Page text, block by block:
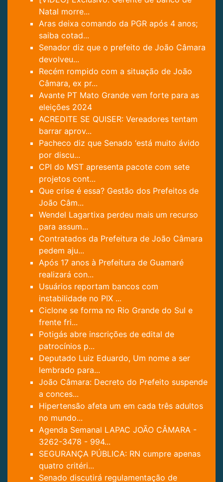
Natal morre...
Aras deixa comando da PGR após 4 anos;
saiba cotad...
Senador diz que o prefeito de João Câmara
devolveu...
Recém rompido com a situação de João
Câmara, ex pr...
Avante PT Mato Grande vem forte para as
eleições 2024
ACREDITE SE QUISER: Vereadores tentam
barrar aprov...
Pacheco diz que Senado ‘está muito ávido
por discu...
CPI do MST apresenta pacote com sete
projetos cont...
Que crise é essa? Gestão dos Prefeitos de
João Câm...
Wendel Lagartixa perdeu mais um recurso
para assum...
Contratados da Prefeitura de João Câmara
pedem aju...
Após 17 anos à Prefeitura de Guamaré
realizará con...
Usuários reportam bancos com
instabilidade no PIX ...
Ciclone se forma no Rio Grande do Sul e
frente fri...
Potigás abre inscrições de edital de
patrocínios p...
Deputado Luiz Eduardo, Um nome a ser
lembrado para...
João Câmara: Decreto do Prefeito suspende
a conces...
Hipertensão afeta um em cada três adultos
no mundo...
Agenda Semanal LAPAC JOÃO CÂMARA -
3262-3478 - 994...
SEGURANÇA PÚBLICA: RN cumpre apenas
quatro critéri...
Senado discutirá regulamentação de